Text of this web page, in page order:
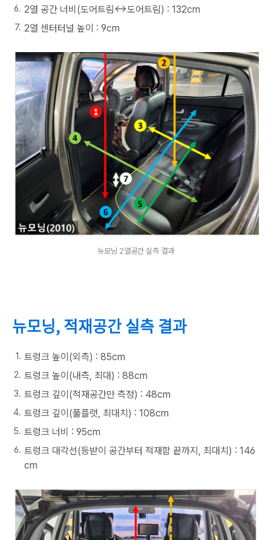
2열 공간 너비(도어트림↔도어트림) : 132cm
2열 센터터널 높이 : 9cm
뉴모닝 2열공간 실측 결과
뉴모닝, 적재공간 실측 결과
트렁크 높이(외측) : 85cm
트렁크 높이(내측, 최대) : 88cm
트렁크 깊이(적재공간만 측정) : 48cm
트렁크 깊이(풀플랫, 최대치) : 108cm
트렁크 너비 : 95cm
트렁크 대각선(등받이 공간부터 적재함 끝까지, 최대치) : 146
cm